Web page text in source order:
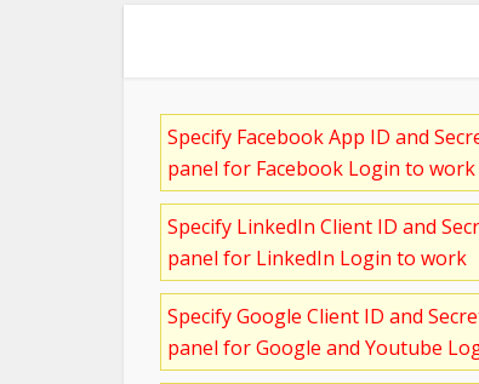
Specify Facebook App ID and
panel for Facebook Login to work
Specify LinkedIn Client ID and
panel for LinkedIn Login to work
Specify Google Client ID and
panel for Google and Youtube